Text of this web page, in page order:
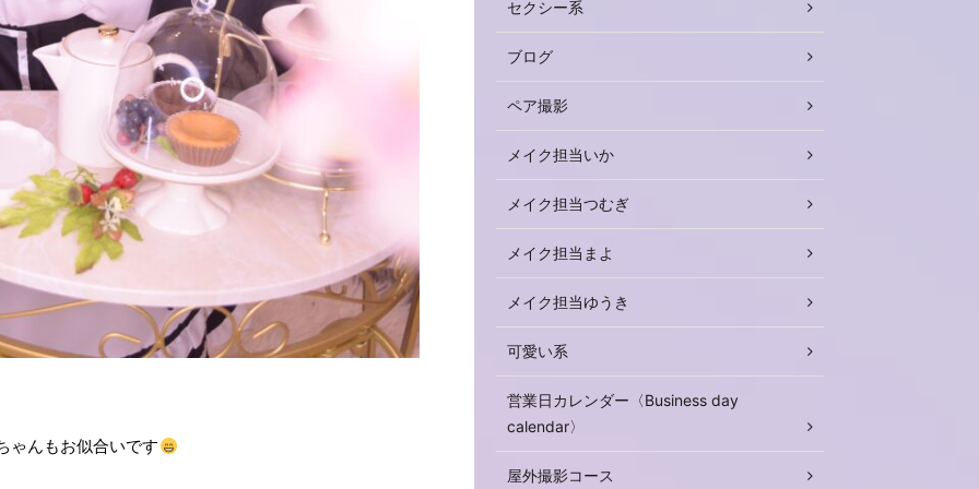
ゃんもお似合いです
セクシー系
ブログ
ペア撮影
メイク担当いか
メイク担当つむぎ
メイク担当まよ
メイク担当ゆうき
可愛い系
営業日カレンダー〈Business day
calendar〉
屋外撮影コース